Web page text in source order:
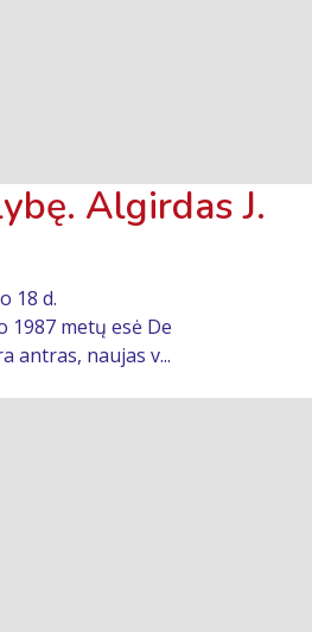
Algirdas J.
18 d.
1987 metų esė De
antras, naujas v...